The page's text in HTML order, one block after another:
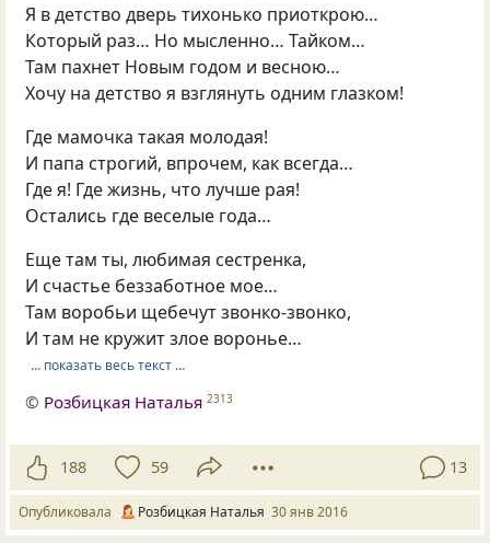
Я в детство дверь тихонько приоткрою…
Который раз… Но мысленно… Тайком…
Там пахнет Новым годом и весною…
Хочу на детство я взглянуть одним глазком!
Где мамочка такая молодая!
И папа строгий, впрочем, как всегда…
Где я! Где жизнь, что лучше рая!
Остались где веселые года…
Еще там ты, любимая сестренка,
И счастье беззаботное мое…
Там воробьи щебечут звонко-звонко,
И там не кружит злое воронье…
… показать весь текст …
© Розбицкая Наталья 2313
188 59 13
Опубликовала Розбицкая Наталья 30 янв 2016